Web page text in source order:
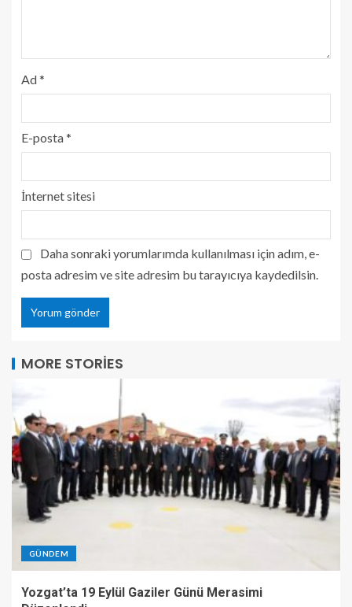
Ad*
E-posta*
İnternet sitesi
Daha sonraki yorumlarımda kullanılması için adım, e-
posta adresim ve site adresim bu tarayıcıya kaydedilsin.
MORE STORIES
GÜNDEM
Yozgat’ta 19 Eylül Gaziler Günü Merasimi